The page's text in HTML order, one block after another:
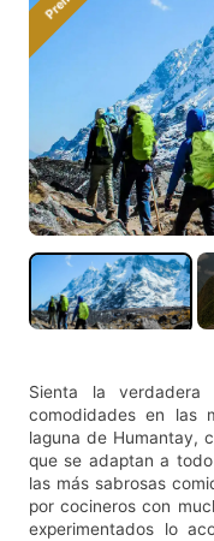
Sienta la verdadera
comodidades en las
laguna de Humantay,
que se adaptan a
las más sabrosas
por cocineros con
experimentados lo